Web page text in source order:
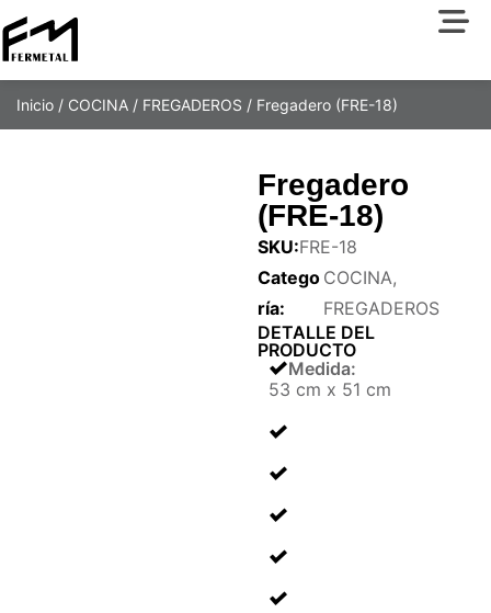
Inicio / COCINA / FREGADEROS / Fregadero (FRE-18)
Fregadero
(FRE-18)
SKU:FRE-18
Catego
ría:
COCINA,
FREGADEROS
DETALLE DEL
PRODUCTO
Medida:
53 cm x 51 cm